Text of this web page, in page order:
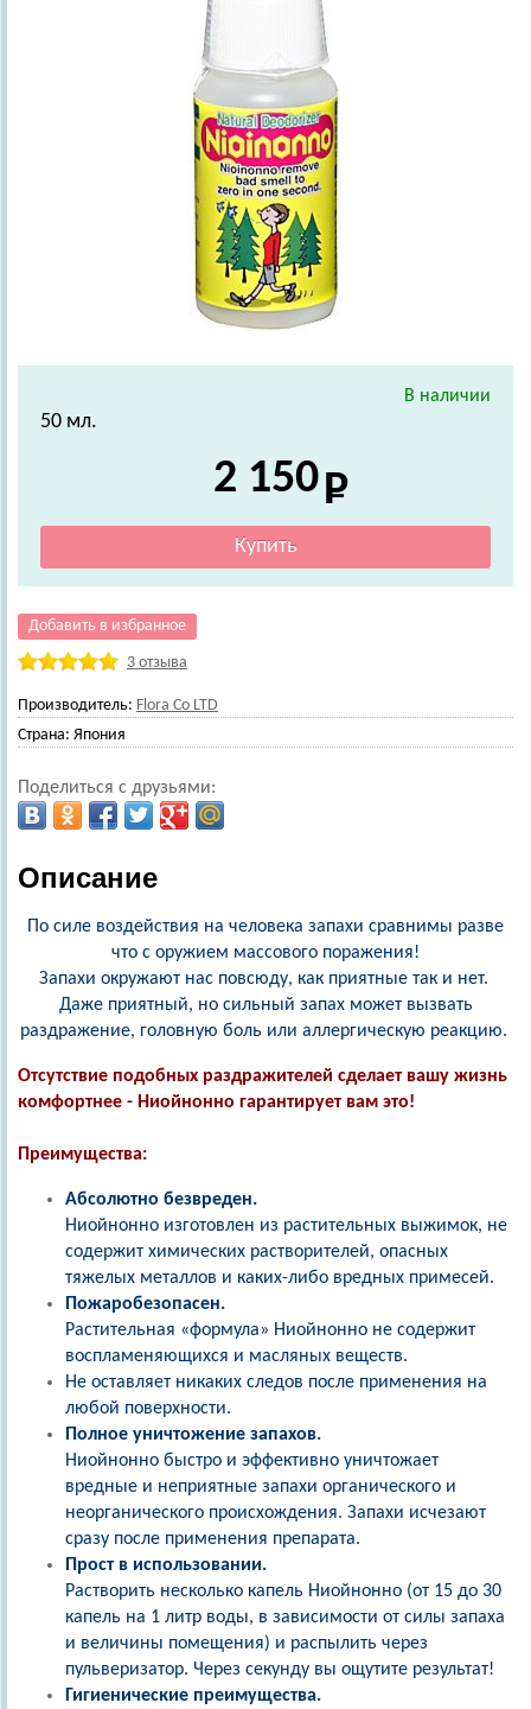
В наличии
50 мл.
2 150
Добавить в избранное
3 отзыва
Производитель: Flora Co LTD
Страна: Япония
Поделиться с друзьями:
Описание
По силе воздействия на человека запахи сравнимы разве
что с оружием массового поражения!
Запахи окружают нас повсюду, как приятные так и нет.
Даже приятный, но сильный запах может вызвать
раздражение, головную боль или аллергическую реакцию.
Отсутствие подобных раздражителей сделает вашу жизнь
комфортнее - Ниойнонно гарантирует вам это!
Преимущества:
Абсолютно безвреден.
Ниойнонно изготовлен из растительных выжимок, не
содержит химических растворителей, опасных
тяжелых металлов и каких-либо вредных примесей.
Пожаробезопасен.
Растительная «формула» Ниойнонно не содержит
воспламеняющихся и масляных веществ.
Не оставляет никаких следов после применения на
любой поверхности.
Полное уничтожение запахов.
Ниойнонно быстро и эффективно уничтожает
вредные и неприятные запахи органического и
неорганического происхождения. Запахи исчезают
сразу после применения препарата.
Прост в использовании.
Растворить несколько капель Ниойнонно (от 15 до 30
капель на 1 литр воды, в зависимости от силы запаха
и величины помещения) и распылить через
пульверизатор. Через секунду вы ощутите результат!
Гигиенические преимущества.